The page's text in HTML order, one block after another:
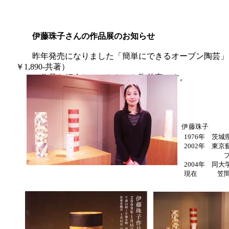
伊藤珠子さんの作品展のお知らせ
昨年発売になりました「簡単にできるオーブン陶芸」
￥1,890-共著）
に作品を紹介していただいた陶芸家です。
伊藤珠子
1976年 茨城
2002年 東京
プラン
2004年 同大
現在 笠間